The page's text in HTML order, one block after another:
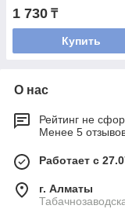
1 730 ₸
Купить
О нас
Рейтинг не
Менее 5
Работает с
г. Алматы